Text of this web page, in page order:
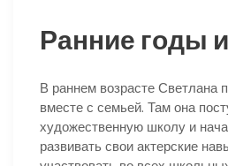
Ранние годы
В раннем возрасте Светлана
вместе с семьей. Там она
художественную школу и
развивать свои актерские